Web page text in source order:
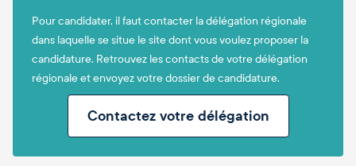
Pour candidater, il faut contacter la délégation régionale
dans laquelle se situe le site dont vous voulez proposer la
candidature. Retrouvez les contacts de votre délégation
régionale et envoyez votre dossier de candidature.
Contactez votre délégation